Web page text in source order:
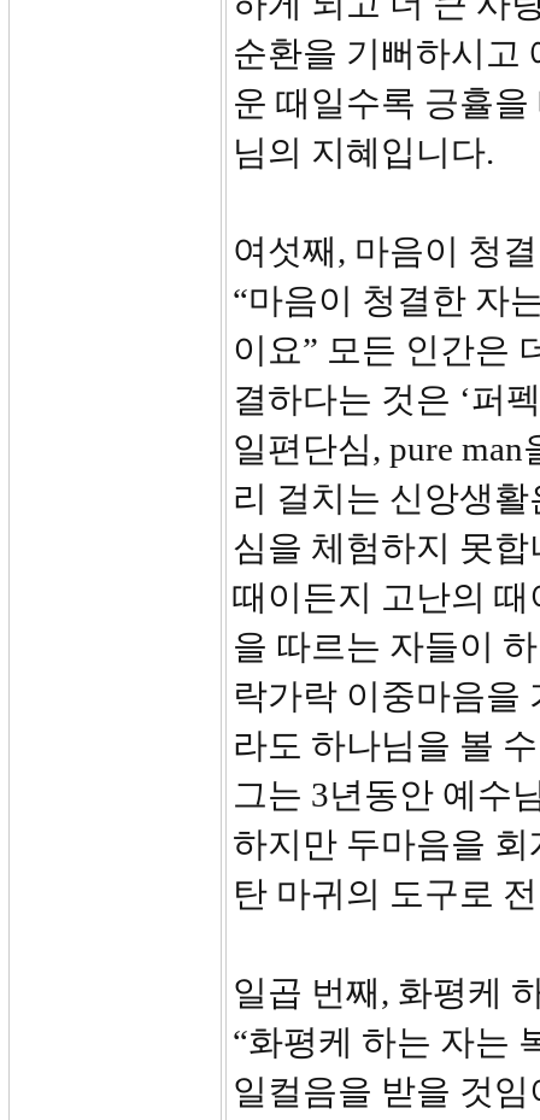
순환을 기뻐하시고
운 때일수록 긍휼
님의 지혜입니다.
여섯째, 마음이 청
“마음이 청결한 자
이요” 모든 인간은
결하다는 것은 ‘퍼
일편단심, pure
리 걸치는 신앙생
심을 체험하지 못
때이든지 고난의
을 따르는 자들이
락가락 이중마음을
라도 하나님을 볼
그는 3년동안 예수
하지만 두마음을
탄 마귀의 도구로
일곱 번째, 화평케
“화평케 하는 자는
일컬음을 받을 것